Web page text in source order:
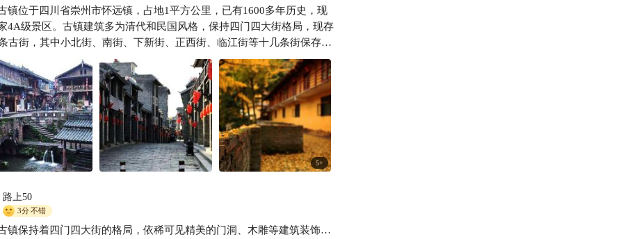
暖爱旅行
镇位于四川省崇州市怀远镇，占地1平方公里，已有1600多年历史，现
4A级景区。古镇建筑多为清代和民国风格，保持四门四大街格局，现存
古街，其中小北街、南街、下新街、正西街、临江街等十几条街保存完
完整的穿逗木结构房，屋顶上有玻璃亮瓦采光。古镇内的林氏宗祠主建
，保存本市唯一的纯楠木宗祠神橱牌，上刻清朝历代皇帝赦封文献。
5+
路上50
3分不错
镇保持着四门四大街的格局，依稀可见精美的门洞、木雕等建筑装饰…